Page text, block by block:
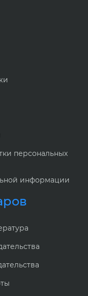
персональных
информации